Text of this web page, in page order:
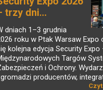
trzy dni...
dniach 1–3 grudnia
roku w Ptak Warsaw Expo
kolejna edycja Security Expo
Targów
i Ochrony.
producentów,